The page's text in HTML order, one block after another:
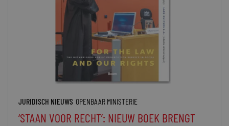
JURIDISCH NIEUWS OPENBAAR MINISTERIE
‘STAAN VOOR RECHT’: NIEUW BOEK BRENGT